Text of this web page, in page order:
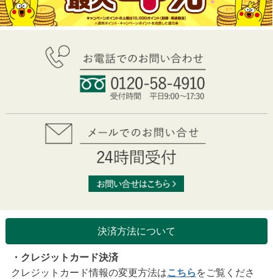
決済方法について
・クレジットカード決済
クレジットカード情報の変更方法はこちら をご覧くださ